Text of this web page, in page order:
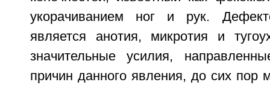
укорачиванием ног и рук.
является анотия, микротия и
значительные усилия,
причин данного явления, до сих пор